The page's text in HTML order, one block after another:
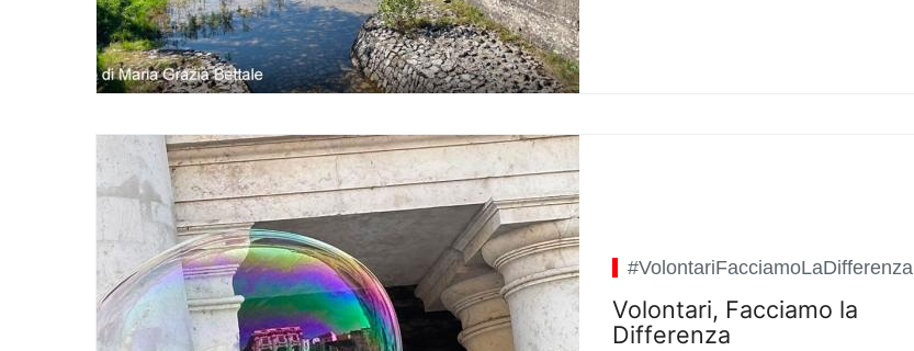
#VolontariFacciamoLaDifferenza
Volontari, Facciamo la
Differenza